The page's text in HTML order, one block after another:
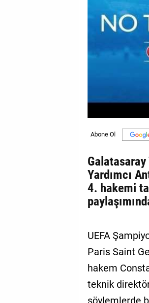
Yardımcı
4. hakemi
UEFA
Paris Saint
hakem
teknik
söylemlerde